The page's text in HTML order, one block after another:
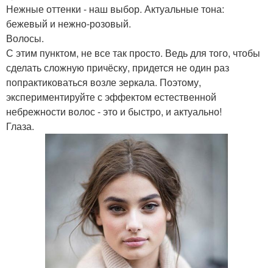
Нежные оттенки - наш выбор. Актуальные тона:
бежевый и нежно-розовый.
Волосы.
С этим пунктом, не все так просто. Ведь для того, чтобы
сделать сложную причёску, придется не один раз
попрактиковаться возле зеркала. Поэтому,
экспериментируйте с эффектом естественной
небрежности волос - это и быстро, и актуально!
Глаза.